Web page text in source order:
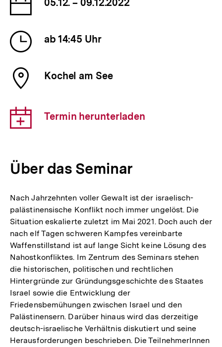
der
Veranstaltung
05.12. – 09.12.2022
Uhrzeit
der
Veranstaltung
ab 14:45 Uhr
Ort
der
Kochel am See
Download-
Link:
Termin herunterladen
Über das Seminar
Nach Jahrzehnten voller Gewalt ist der israelisch-
palästinensische Konflikt noch immer ungelöst. Die
Situation eskalierte zuletzt im Mai 2021. Doch auch der
nach elf Tagen schweren Kampfes vereinbarte
Waffenstillstand ist auf lange Sicht keine Lösung des
Nahostkonfliktes. Im Zentrum des Seminars stehen
die historischen, politischen und rechtlichen
Hintergründe zur Gründungsgeschichte des Staates
Israel sowie die Entwicklung der
Friedensbemühungen zwischen Israel und den
Palästinensern. Darüber hinaus wird das derzeitige
deutsch-israelische Verhältnis diskutiert und seine
Herausforderungen beschrieben. Die TeilnehmerInnen